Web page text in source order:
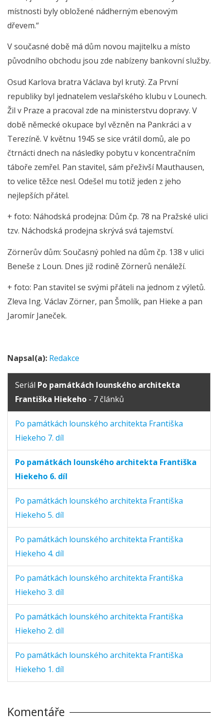
místnosti byly obložené nádherným ebenovým
dřevem.“
V současné době má dům novou majitelku a místo
původního obchodu jsou zde nabízeny bankovní služby.
Osud Karlova bratra Václava byl krutý. Za První
republiky byl jednatelem veslařského klubu v Lounech.
Žil v Praze a pracoval zde na ministerstvu dopravy. V
době německé okupace byl vězněn na Pankráci a v
Terezíně. V květnu 1945 se sice vrátil domů, ale po
čtrnácti dnech na následky pobytu v koncentračním
táboře zemřel. Pan stavitel, sám přeživší Mauthausen,
to velice těžce nesl. Odešel mu totiž jeden z jeho
nejlepších přátel.
+ foto: Náhodská prodejna: Dům čp. 78 na Pražské ulici
tzv. Náchodská prodejna skrývá svá tajemství.
Zörnerův dům: Současný pohled na dům čp. 138 v ulici
Beneše z Loun. Dnes již rodině Zörnerů nenáleží.
+ foto: Pan stavitel se svými přáteli na jednom z výletů.
Zleva Ing. Václav Zörner, pan Šmolík, pan Hieke a pan
Jaromír Janeček.
Napsal(a): Redakce
Seriál Po památkách lounského architekta
Františka Hiekeho - 7 článků
Po památkách lounského architekta Františka
Hiekeho 7. díl
Po památkách lounského architekta Františka
Hiekeho 6. díl
Po památkách lounského architekta Františka
Hiekeho 5. díl
Po památkách lounského architekta Františka
Hiekeho 4. díl
Po památkách lounského architekta Františka
Hiekeho 3. díl
Po památkách lounského architekta Františka
Hiekeho 2. díl
Po památkách lounského architekta Františka
Hiekeho 1. díl
Komentáře